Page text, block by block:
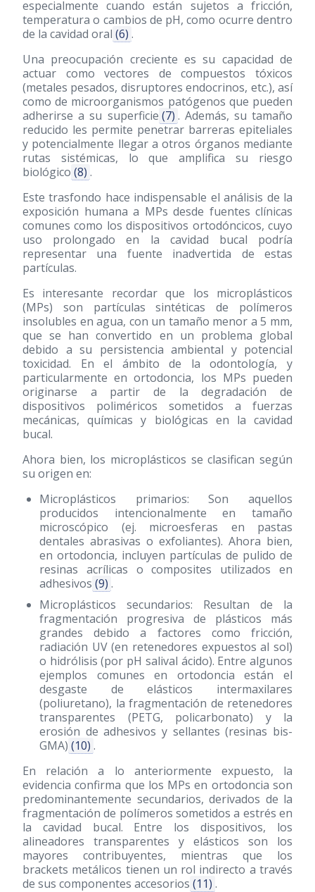
especialmente cuando están sujetos a fricción,
temperatura o cambios de pH, como ocurre dentro
de la cavidad oral (6) .
Una preocupación creciente es su capacidad de
actuar como vectores de compuestos tóxicos
(metales pesados, disruptores endocrinos, etc.), así
como de microorganismos patógenos que pueden
adherirse a su superficie (7) . Además, su tamaño
reducido les permite penetrar barreras epiteliales
y potencialmente llegar a otros órganos mediante
rutas sistémicas, lo que amplifica su riesgo
biológico (8) .
Este trasfondo hace indispensable el análisis de la
exposición humana a MPs desde fuentes clínicas
comunes como los dispositivos ortodóncicos, cuyo
uso prolongado en la cavidad bucal podría
representar una fuente inadvertida de estas
partículas.
Es interesante recordar que los microplásticos
(MPs) son partículas sintéticas de polímeros
insolubles en agua, con un tamaño menor a 5 mm,
que se han convertido en un problema global
debido a su persistencia ambiental y potencial
toxicidad. En el ámbito de la odontología, y
particularmente en ortodoncia, los MPs pueden
originarse a partir de la degradación de
dispositivos poliméricos sometidos a fuerzas
mecánicas, químicas y biológicas en la cavidad
bucal.
Ahora bien, los microplásticos se clasifican según
su origen en:
Microplásticos primarios: Son aquellos
producidos intencionalmente en tamaño
microscópico (ej. microesferas en pastas
dentales abrasivas o exfoliantes). Ahora bien,
en ortodoncia, incluyen partículas de pulido de
resinas acrílicas o composites utilizados en
adhesivos (9) .
Microplásticos secundarios: Resultan de la
fragmentación progresiva de plásticos más
grandes debido a factores como fricción,
radiación UV (en retenedores expuestos al sol)
o hidrólisis (por pH salival ácido). Entre algunos
ejemplos comunes en ortodoncia están el
desgaste de elásticos intermaxilares
(poliuretano), la fragmentación de retenedores
transparentes (PETG, policarbonato) y la
erosión de adhesivos y sellantes (resinas bis-
GMA) (10) .
En relación a lo anteriormente expuesto, la
evidencia confirma que los MPs en ortodoncia son
predominantemente secundarios, derivados de la
fragmentación de polímeros sometidos a estrés en
la cavidad bucal. Entre los dispositivos, los
alineadores transparentes y elásticos son los
mayores contribuyentes, mientras que los
brackets metálicos tienen un rol indirecto a través
de sus componentes accesorios (11) .